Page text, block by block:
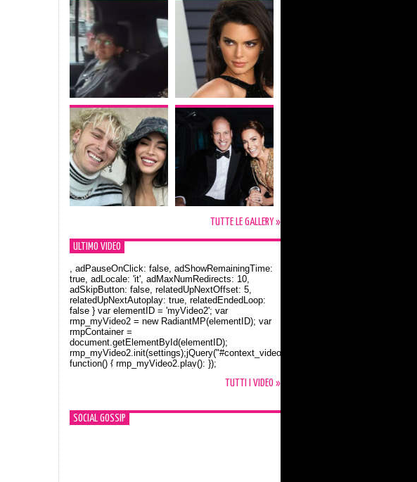
TUTTE LE GALLERY »
ULTIMO VIDEO
Orlando Bloom e la t-shirt dedicata a Flynn
, adPauseOnClick: false, adShowRemainingTime:
true, adLocale: 'it', adMaxNumRedirects: 10,
adSkipButton: false, relatedUpNextOffset: 5,
relatedUpNextAutoplay: true, relatedEndedLoop:
false } var elementID = 'myVideo2'; var
rmp_myVideo2 = new RadiantMP(elementID); var
rmpContainer =
document.getElementById(elementID);
rmp_myVideo2.init(settings);jQuery("#context_video2").one("mouseover",
function() { rmp_myVideo2.play(); });
TUTTI I VIDEO »
SOCIAL GOSSIP